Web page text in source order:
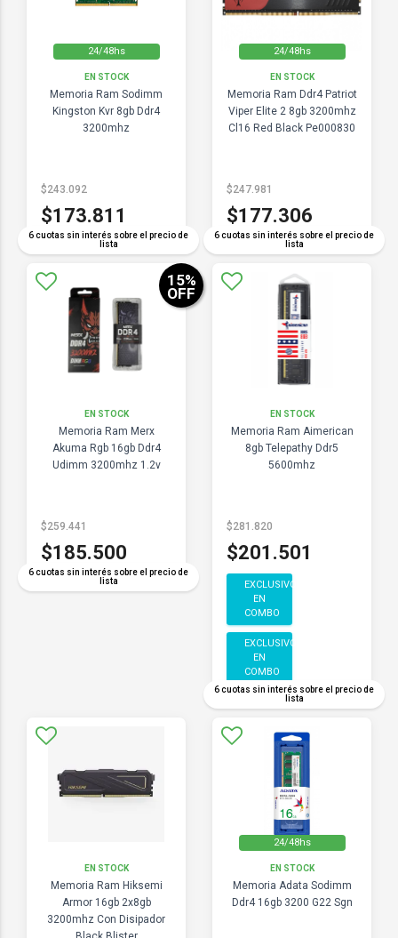
24/48hs
EN STOCK
Memoria Ram Sodimm
Kingston Kvr 8gb Ddr4
3200mhz
6 cuotas sin interés sobre el precio de
lista
$243.092
$173.811
24/48hs
EN STOCK
Memoria Ram Ddr4 Patriot
Viper Elite 2 8gb 3200mhz
Cl16 Red Black Pe000830
6 cuotas sin interés sobre el precio de
lista
$247.981
$177.306
EN STOCK
Memoria Ram Merx
Akuma Rgb 16gb Ddr4
Udimm 3200mhz 1.2v
6 cuotas sin interés sobre el precio de
lista
15%
OFF
$259.441
$185.500
EN STOCK
Memoria Ram Aimerican
8gb Telepathy Ddr5
5600mhz
6 cuotas sin interés sobre el precio de
lista
$281.820
$201.501
EXCLUSIVO
EN
COMBO
EXCLUSIVO
EN
COMBO
EN STOCK
Memoria Ram Hiksemi
Armor 16gb 2x8gb
3200mhz Con Disipador
24/48hs
EN STOCK
Memoria Adata Sodimm
Ddr4 16gb 3200 G22 Sgn